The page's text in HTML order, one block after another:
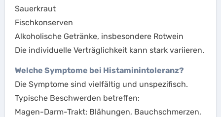
Sauerkraut
Fischkonserven
Alkoholische Getränke, insbesondere Rotwein
Die individuelle Verträglichkeit kann stark variieren.
Welche Symptome bei Histaminintoleranz?
Die Symptome sind vielfältig und unspezifisch.
Typische Beschwerden betreffen:
Magen-Darm-Trakt: Blähungen, Bauchschmerzen,